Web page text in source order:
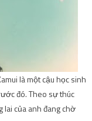
là một cậu học sinh
đó. Theo sự thúc
lai của anh đang chờ